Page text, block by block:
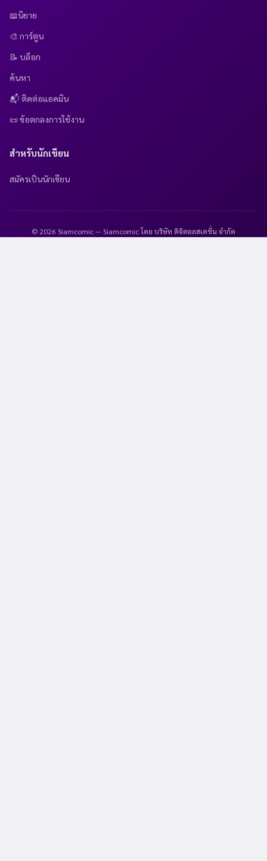
📖นิยาย
🎨 การ์ตูน
📝 บล็อก
ค้นหา
📬 ติดต่อแอดมิน
📜 ข้อตกลงการใช้งาน
สำหรับนักเขียน
สมัครเป็นนักเขียน
© 2026 Siamcomic — Siamcomic โดย บริษัท ดิจิตอลสเตชั่น จำกัด